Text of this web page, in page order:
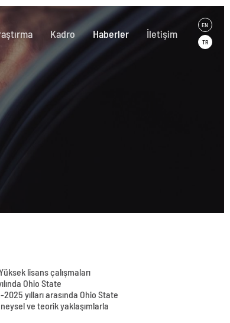
Kadro Haberler İletişim
EN
TR
lisans çalışmaları
Ohio State
yılları arasında Ohio State
ve teorik yaklaşımlarla